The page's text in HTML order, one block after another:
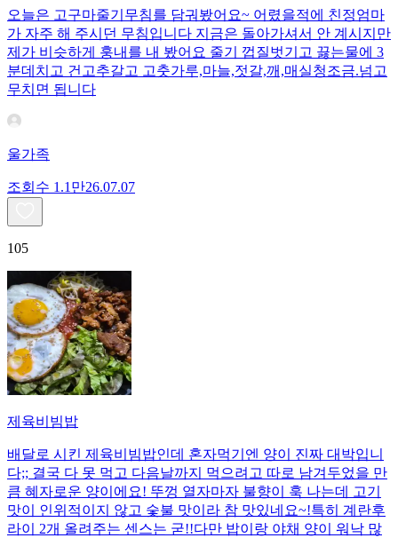
오늘은 고구마줄기무침를 담궈봤어요~ 어렸을적에 친정엄마
가 자주 해 주시던 무침입니다 지금은 돌아가셔서 안 계시지만
제가 비슷하게 훙내를 내 봤어요 줄기 껍질벗기고 끓는물에 3
분데치고 건고추갈고 고춧가루,마늘,젓갈,깨,매실청조금.넘고
무치면 됩니다
울가족
조회수 1.1만26.07.07
105
제육비빔밥
배달로 시킨 제육비빔밥인데 혼자먹기엔 양이 진짜 대박입니
다;; 결국 다 못 먹고 다음날까지 먹으려고 따로 남겨두었을 만
큼 혜자로운 양이에요! 뚜껑 열자마자 불향이 훅 나는데 고기
맛이 인위적이지 않고 숯불 맛이라 참 맛있네요~!특히 계란후
라이 2개 올려주는 센스는 굳!! ​다만 밥이랑 야채 양이 워낙 많